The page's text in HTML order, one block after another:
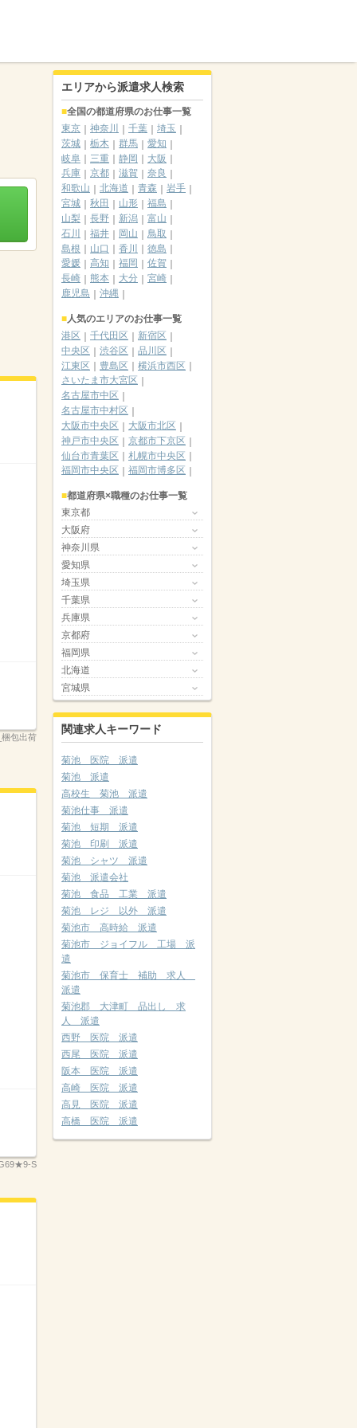
梱包出荷
S
エリアから派遣求人検索
全国の都道府県のお仕事一覧
東京
神奈川 千葉
埼玉
茨城
栃木 群馬
愛知
岐阜
三重 静岡
大阪
兵庫
京都 滋賀
奈良
和歌山
北海道 青森
岩手
宮城
秋田 山形
福島
山梨
長野 新潟
富山
石川
福井 岡山
鳥取
島根
山口 香川
徳島
愛媛
高知 福岡
佐賀
長崎
熊本 大分
宮崎
鹿児島
沖縄
人気のエリアのお仕事一覧
港区
千代田区
新宿区
中央区
渋谷区
品川区
江東区
豊島区
横浜市西区
さいたま市大宮区
名古屋市中区
名古屋市中村区
大阪市中央区
大阪市北区
神戸市中央区
京都市下京区
仙台市青葉区
札幌市中央区
福岡市中央区
福岡市博多区
都道府県×職種のお仕事一覧
東京都
大阪府
神奈川県
愛知県
埼玉県
千葉県
兵庫県
京都府
福岡県
北海道
宮城県
関連求人キーワード
菊池 医院 派遣
菊池 派遣
高校生 菊池 派遣
菊池仕事 派遣
菊池 短期 派遣
菊池 印刷 派遣
菊池 シャツ 派遣
菊池 派遣会社
菊池 食品 工業 派遣
菊池 レジ 以外 派遣
菊池市 高時給 派遣
菊池市 ジョイフル 工場 派
遣
菊池市 保育士 補助 求人
派遣
菊池郡 大津町 品出し 求
人 派遣
西野 医院 派遣
西尾 医院 派遣
阪本 医院 派遣
高崎 医院 派遣
高見 医院 派遣
高橋 医院 派遣